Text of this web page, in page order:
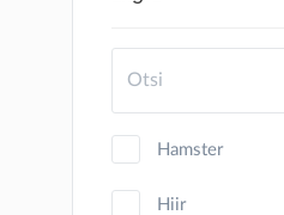
hamster
hiir